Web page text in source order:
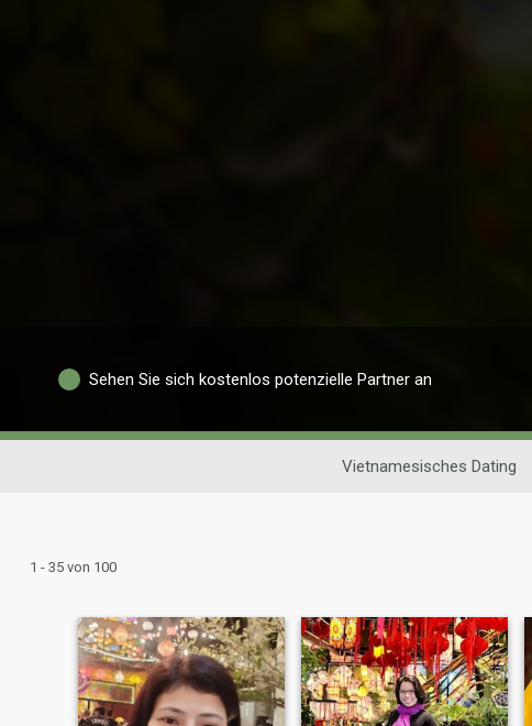
Sehen Sie sich kostenlos potenzielle Partner an
Vietnamesisches Dating
1 - 35 von 100